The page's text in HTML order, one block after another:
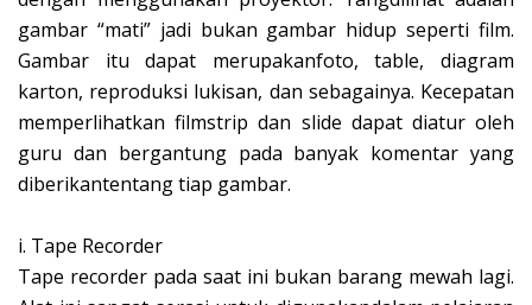
gambar “mati” jadi bukan gambar hidup seperti film.
Gambar itu dapat merupakanfoto, table, diagram
karton, reproduksi lukisan, dan sebagainya. Kecepatan
memperlihatkan filmstrip dan slide dapat diatur oleh
guru dan bergantung pada banyak komentar yang
diberikantentang tiap gambar.
i. Tape Recorder
Tape recorder pada saat ini bukan barang mewah lagi.